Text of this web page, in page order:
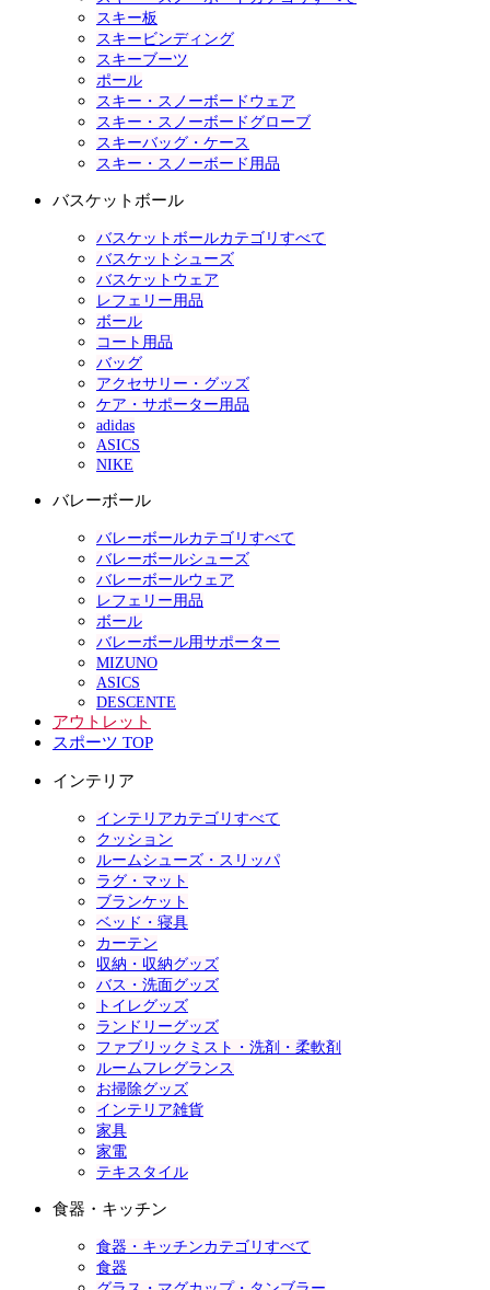
スキー板
スキービンディング
スキーブーツ
ポール
スキー・スノーボードウェア
スキー・スノーボードグローブ
スキーバッグ・ケース
スキー・スノーボード用品
バスケットボール
バスケットボールカテゴリすべて
バスケットシューズ
バスケットウェア
レフェリー用品
ボール
コート用品
バッグ
アクセサリー・グッズ
ケア・サポーター用品
adidas
ASICS
NIKE
バレーボール
バレーボールカテゴリすべて
バレーボールシューズ
バレーボールウェア
レフェリー用品
ボール
バレーボール用サポーター
MIZUNO
ASICS
DESCENTE
アウトレット
スポーツ TOP
インテリア
インテリアカテゴリすべて
クッション
ルームシューズ・スリッパ
ラグ・マット
ブランケット
ベッド・寝具
カーテン
収納・収納グッズ
バス・洗面グッズ
トイレグッズ
ランドリーグッズ
ファブリックミスト・洗剤・柔軟剤
ルームフレグランス
お掃除グッズ
インテリア雑貨
家具
家電
テキスタイル
食器・キッチン
食器・キッチンカテゴリすべて
食器